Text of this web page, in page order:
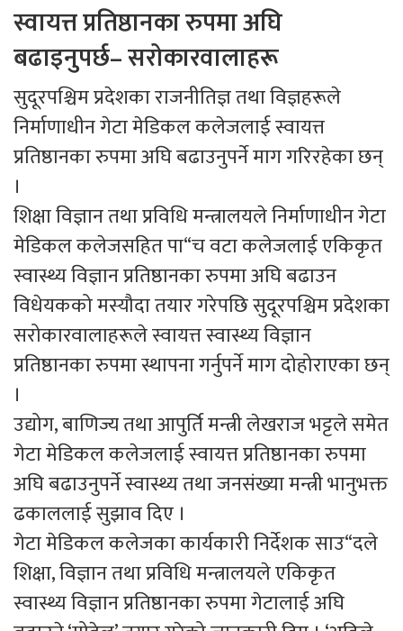
स्वायत्त प्रतिष्ठानका रुपमा अघि
बढाइनुपर्छ– सरोकारवालाहरू
सुदूरपश्चिम प्रदेशका राजनीतिज्ञ तथा विज्ञहरूले
निर्माणाधीन गेटा मेडिकल कलेजलाई स्वायत्त
प्रतिष्ठानका रुपमा अघि बढाउनुपर्ने माग गरिरहेका छन्
।
शिक्षा विज्ञान तथा प्रविधि मन्त्रालयले निर्माणाधीन गेटा
मेडिकल कलेजसहित पा“च वटा कलेजलाई एकिकृत
स्वास्थ्य विज्ञान प्रतिष्ठानका रुपमा अघि बढाउन
विधेयकको मस्यौदा तयार गरेपछि सुदूरपश्चिम प्रदेशका
सरोकारवालाहरूले स्वायत्त स्वास्थ्य विज्ञान
प्रतिष्ठानका रुपमा स्थापना गर्नुपर्ने माग दोहोराएका छन्
।
उद्योग, बाणिज्य तथा आपुर्ति मन्त्री लेखराज भट्टले समेत
गेटा मेडिकल कलेजलाई स्वायत्त प्रतिष्ठानका रुपमा
अघि बढाउनुपर्ने स्वास्थ्य तथा जनसंख्या मन्त्री भानुभक्त
ढकाललाई सुझाव दिए ।
गेटा मेडिकल कलेजका कार्यकारी निर्देशक साउ“दले
शिक्षा, विज्ञान तथा प्रविधि मन्त्रालयले एकिकृत
स्वास्थ्य विज्ञान प्रतिष्ठानका रुपमा गेटालाई अघि